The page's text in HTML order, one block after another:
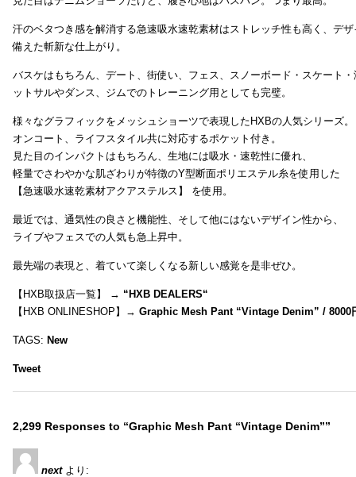
汗のベタつき感を解消する急速吸水速乾素材はストレッチ性も高く、デ
備えた斬新な仕上がり。
バスケはもちろん、デート、街使い、フェス、スノーボード・スケート
ットサルやダンス、ジムでのトレーニング用としても完璧。
様々なグラフィックをメッシュショーツで表現したHXBの人気シリーズ。
オンコート、ライフスタイル共に対応するポケット付き。
見た目のインパクトはもちろん、生地には吸水・速乾性に優れ、
軽量でさわやかな肌ざわりが特徴のY型断面ポリエステル糸を使用した
【急速吸水速乾素材アクアステルス】 を使用。
最近では、通気性の良さと機能性、そして他にはないデザイン性から、
ライブやフェスでの人気も急上昇中。
最先端の表現と、着ていて楽しくなる新しい感覚を是非ぜひ。
【HXB取扱店一覧】 → “HXB DEALERS“
【HXB ONLINESHOP】→ Graphic Mesh Pant “Vintage Denim” / 8000
TAGS: New
Tweet
2,299 Responses to “Graphic Mesh Pant “Vintage Denim””
next より: